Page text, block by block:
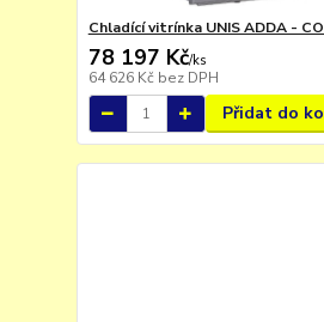
Chladící vitrínka UNIS ADDA -
78 197 Kč/ks
64 626 Kč bez DPH
Přidat do